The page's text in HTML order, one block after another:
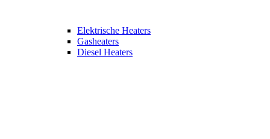
Elektrische Heaters
Gasheaters
Diesel Heaters